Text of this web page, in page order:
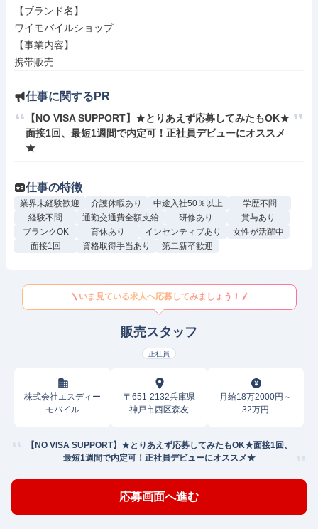
【ブランド名】
ワイモバイルショップ
【事業内容】
携帯販売
仕事に関するPR
【NO VISA SUPPORT】★とりあえず応募してみたもOK★
面接1回、最短1週間で内定可！正社員デビューにオススメ
★
仕事の特徴
業界未経験歓迎 介護休暇あり 中途入社50％以上
学歴不問
経験不問
通勤交通費全額支給 研修あり
賞与あり
ブランクOK
育休あり インセンティブあり
女性が活躍中
面接1回
資格取得手当あり 第二新卒歓迎
いま見ている求人へ応募してみましょう！
販売スタッフ
正社員
株式会社エスディー
モバイル
〒651-2132兵庫県
神戸市西区森友
月給18万2000円～
32万円
【NO VISA SUPPORT】★とりあえず応募してみたもOK★面接1回、
最短1週間で内定可！正社員デビューにオススメ★
応募画面へ進む